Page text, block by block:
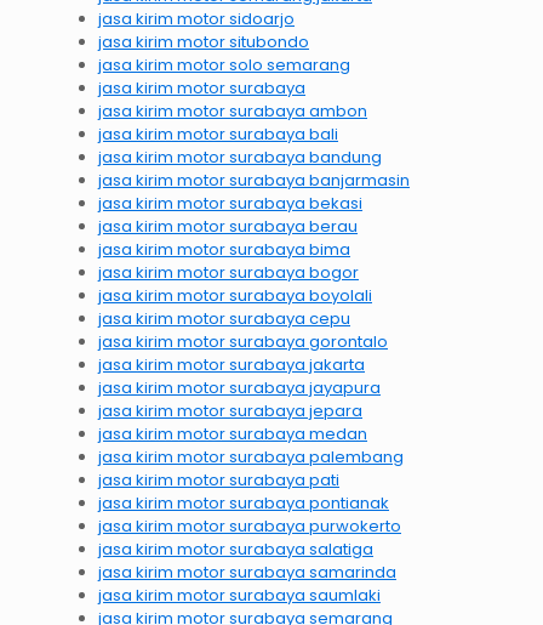
jasa kirim motor sidoarjo
jasa kirim motor situbondo
jasa kirim motor solo semarang
jasa kirim motor surabaya
jasa kirim motor surabaya ambon
jasa kirim motor surabaya bali
jasa kirim motor surabaya bandung
jasa kirim motor surabaya banjarmasin
jasa kirim motor surabaya bekasi
jasa kirim motor surabaya berau
jasa kirim motor surabaya bima
jasa kirim motor surabaya bogor
jasa kirim motor surabaya boyolali
jasa kirim motor surabaya cepu
jasa kirim motor surabaya gorontalo
jasa kirim motor surabaya jakarta
jasa kirim motor surabaya jayapura
jasa kirim motor surabaya jepara
jasa kirim motor surabaya medan
jasa kirim motor surabaya palembang
jasa kirim motor surabaya pati
jasa kirim motor surabaya pontianak
jasa kirim motor surabaya purwokerto
jasa kirim motor surabaya salatiga
jasa kirim motor surabaya samarinda
jasa kirim motor surabaya saumlaki
jasa kirim motor surabaya semarang